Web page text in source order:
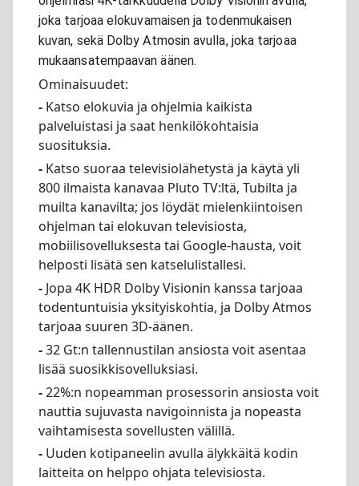
joka tarjoaa elokuvamaisen ja todenmukaisen
kuvan, sekä Dolby Atmosin avulla, joka tarjoaa
mukaansatempaavan äänen.
Ominaisuudet:
- Katso elokuvia ja ohjelmia kaikista
palveluistasi ja saat henkilökohtaisia
suosituksia.
- Katso suoraa televisiolähetystä ja käytä yli
800 ilmaista kanavaa Pluto TV:ltä, Tubilta ja
muilta kanavilta; jos löydät mielenkiintoisen
ohjelman tai elokuvan televisiosta,
mobiilisovelluksesta tai Google-hausta, voit
helposti lisätä sen katselulistallesi.
- Jopa 4K HDR Dolby Visionin kanssa tarjoaa
todentuntuisia yksityiskohtia, ja Dolby Atmos
tarjoaa suuren 3D-äänen.
-32 Gt:n tallennustilan ansiosta voit asentaa
lisää suosikkisovelluksiasi.
-22%:n nopeamman prosessorin ansiosta voit
nauttia sujuvasta navigoinnista ja nopeasta
vaihtamisesta sovellusten välillä.
- Uuden kotipaneelin avulla älykkäitä kodin
laitteita on helppo ohjata televisiosta.